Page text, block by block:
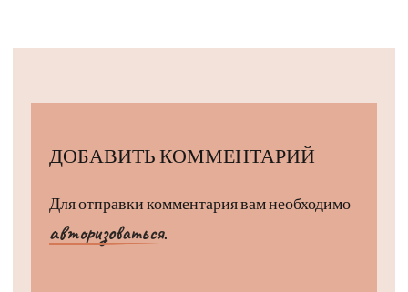
ДОБАВИТЬ КОММЕНТАРИЙ
Для отправки комментария вам необходимо
авторизоваться.